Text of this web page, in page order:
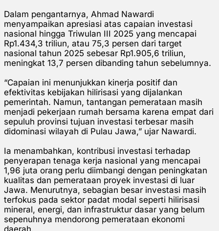
Dalam pengantarnya, Ahmad Nawardi
menyampaikan apresiasi atas capaian investasi
nasional hingga Triwulan III 2025 yang mencapai
Rp1.434,3 triliun, atau 75,3 persen dari target
nasional tahun 2025 sebesar Rp1.905,6 triliun,
meningkat 13,7 persen dibanding tahun sebelumnya.
“Capaian ini menunjukkan kinerja positif dan
efektivitas kebijakan hilirisasi yang dijalankan
pemerintah. Namun, tantangan pemerataan masih
menjadi pekerjaan rumah bersama karena empat dari
sepuluh provinsi tujuan investasi terbesar masih
didominasi wilayah di Pulau Jawa,” ujar Nawardi.
Ia menambahkan, kontribusi investasi terhadap
penyerapan tenaga kerja nasional yang mencapai
1,96 juta orang perlu diimbangi dengan peningkatan
kualitas dan pemerataan proyek investasi di luar
Jawa. Menurutnya, sebagian besar investasi masih
terfokus pada sektor padat modal seperti hilirisasi
mineral, energi, dan infrastruktur dasar yang belum
sepenuhnya mendorong pemerataan ekonomi
daerah.